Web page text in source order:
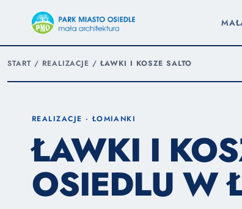
START/ REALIZACJE /ŁAWKI I KOSZE SALTO
REALIZACJE · ŁOMIANKI
ŁAWKI I
OSIEDLU W